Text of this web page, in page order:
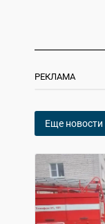
РЕКЛАМА
Еще новости